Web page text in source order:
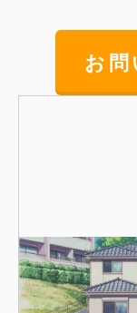
お問